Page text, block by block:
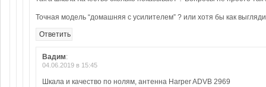
Точная модель “домашняя с усилителем” ? или хотя бы как
Ответить
Вадим:
04.06.2019 в 15:45
Шкала и качество по нолям, антенна Harper ADVB 2969